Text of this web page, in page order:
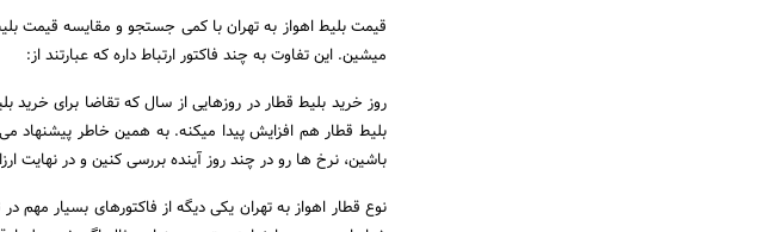
قیمت بلیط اهواز به تهران با کمی جستجو و مقایسه قیمت
میشین. این تفاوت به چند فاکتور ارتباط داره که عبارتند از:
روز خرید بلیط قطار در روزهایی از سال که تقاضا برای
بلیط قطار هم افزایش پیدا میکنه. به همین خاطر پیشنهاد
باشین، نرخ ها رو در چند روز آینده بررسی کنین و در نهایت
نوع قطار اهواز به تهران یکی دیگه از فاکتورهای بسیار مهم